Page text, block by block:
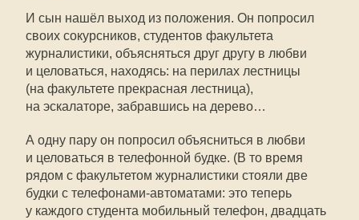
И сын нашёл выход из положения. Он попросил
своих сокурсников, студентов факультета
журналистики, объясняться друг другу в любви
и целоваться, находясь: на перилах лестницы
(на факультете прекрасная лестница),
на эскалаторе, забравшись на дерево…
А одну пару он попросил объясниться в любви
и целоваться в телефонной будке. (В то время
рядом с факультетом журналистики стояли две
будки с телефонами-автоматами: это теперь
у каждого студента мобильный телефон, двадцать